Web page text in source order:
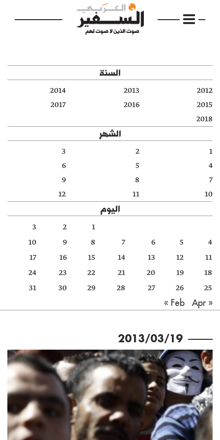
الرئيسية
مواضيع
دفاتر
الأرشيف
السنة
2012
2013
2014
2015
2016
2017
2018
الشهر
1
2
3
4
5
6
7
8
9
10
11
12
اليوم
1
2
3
4
5
6
7
8
9
10
11
12
13
14
15
16
17
18
19
20
21
22
23
24
25
26
27
28
29
30
31
« Feb
Apr »
2013/03/19